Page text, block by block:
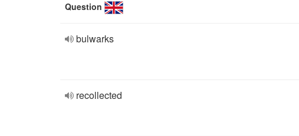
Question
bulwarks
recollected